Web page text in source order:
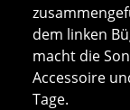
dem linken
macht die
Accessoire
Tage.